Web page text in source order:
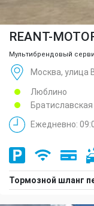
REANT-
Мультибрендовый
Москва, улица
Люблино
Братиславская
Ежедневно:
Тормозной шланг